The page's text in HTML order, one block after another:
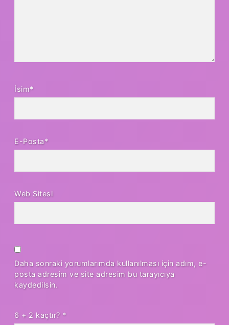
İsim*
E-Posta*
Web Sitesi
Daha sonraki yorumlarımda kullanılması için adım, e-
posta adresim ve site adresim bu tarayıcıya
kaydedilsin.
6 + 2 kaçtır? *